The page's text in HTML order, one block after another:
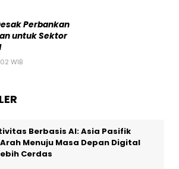
Perbankan
untuk Sektor
WIB
Berbasis AI: Asia Pasifik
Menuju Masa Depan Digital
Cerdas